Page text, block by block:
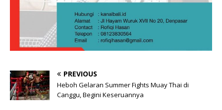
PREVIOUS
Heboh Gelaran Summer Fights Muay Thai di
Canggu, Begini Keseruannya